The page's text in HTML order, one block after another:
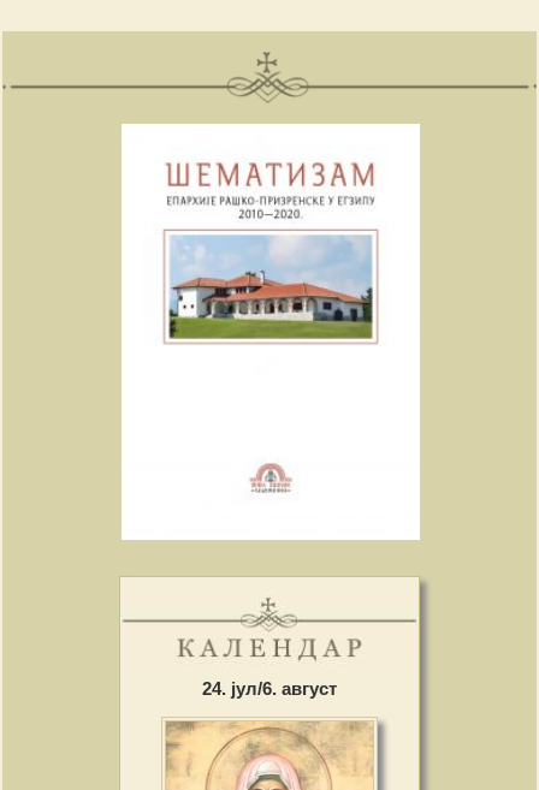
24. јул/6. август